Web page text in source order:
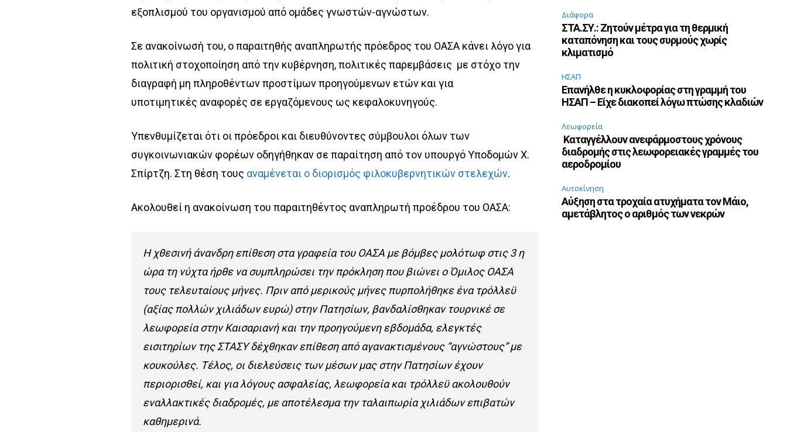
εξοπλισμού του οργανισμού από ομάδες γνωστών-αγνώστων.
Σε ανακοίνωσή του, ο παραιτηθής αναπληρωτής πρόεδρος του ΟΑΣΑ κάνει λόγο για
πολιτική στοχοποίηση από την κυβέρνηση, πολιτικές παρεμβάσεις με στόχο την
διαγραφή μη πληροθέντων προστίμων προηγούμενων ετών και για
υποτιμητικές αναφορές σε εργαζόμενους ως κεφαλοκυνηγούς.
Υπενθυμίζεται ότι οι πρόεδροι και διευθύνοντες σύμβουλοι όλων των
συγκοινωνιακών φορέων οδηγήθηκαν σε παραίτηση από τον υπουργό Υποδομών Χ.
Σπίρτζη. Στη θέση τους αναμένεται ο διορισμός φιλοκυβερνητικών στελεχών.
Ακολουθεί η ανακοίνωση του παραιτηθέντος αναπληρωτή προέδρου του ΟΑΣΑ:
Η χθεσινή άνανδρη επίθεση στα γραφεία του ΟΑΣΑ με βόμβες μολότωφ στις 3 η
ώρα τη νύχτα ήρθε να συμπληρώσει την πρόκληση που βιώνει ο Όμιλος ΟΑΣΑ
τους τελευταίους μήνες. Πριν από μερικούς μήνες πυρπολήθηκε ένα τρόλλεϋ
(αξίας πολλών χιλιάδων ευρώ) στην Πατησίων, βανδαλίσθηκαν τουρνικέ σε
λεωφορεία στην Καισαριανή και την προηγούμενη εβδομάδα, ελεγκτές
εισιτηρίων της ΣΤΑΣΥ δέχθηκαν επίθεση από αγανακτισμένους “αγνώστους” με
κουκούλες. Τέλος, οι διελεύσεις των μέσων μας στην Πατησίων έχουν
περιορισθεί, και για λόγους ασφαλείας, λεωφορεία και τρόλλεϋ ακολουθούν
εναλλακτικές διαδρομές, με αποτέλεσμα την ταλαιπωρία χιλιάδων επιβατών
καθημερινά.
Διάφορα
ΣΤΑ.ΣΥ.: Ζητούν μέτρα για τη θερμική
καταπόνηση και τους συρμούς χωρίς
κλιματισμό
ΗΣΑΠ
Επανήλθε η κυκλοφορίας στη γραμμή του
ΗΣΑΠ – Είχε διακοπεί λόγω πτώσης κλαδιών
Λεωφορεία
Καταγγέλλουν ανεφάρμοστους χρόνους
διαδρομής στις λεωφορειακές γραμμές του
αεροδρομίου
Αυτοκίνηση
Αύξηση στα τροχαία ατυχήματα τον Μάιο,
αμετάβλητος ο αριθμός των νεκρών